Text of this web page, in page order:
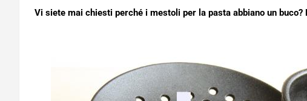
Vi siete mai chiesti perché i mestoli per la pasta abbiano un